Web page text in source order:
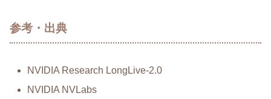
参考・出典
NVIDIA Research LongLive-2.0
NVIDIA NVLabs